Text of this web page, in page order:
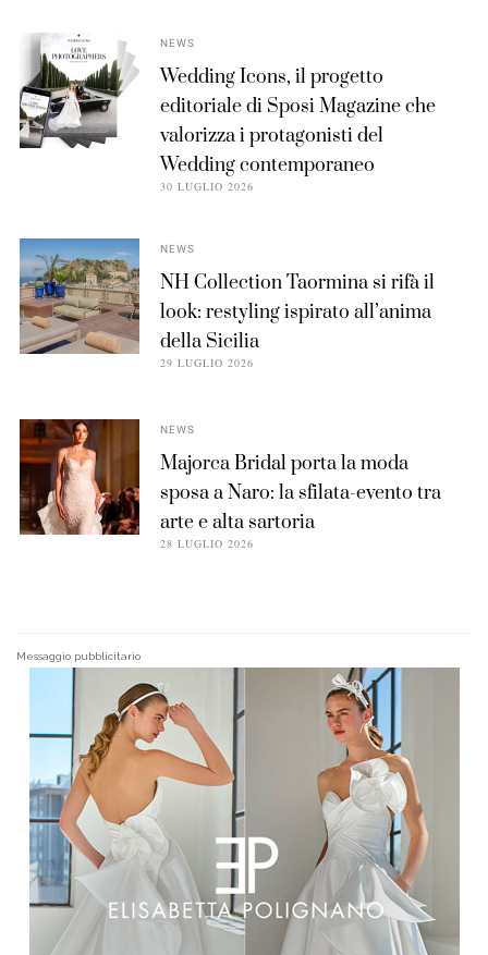
NEWS
Wedding Icons, il progetto
editoriale di Sposi Magazine che
valorizza i protagonisti del
Wedding contemporaneo
30 LUGLIO 2026
NEWS
NH Collection Taormina si rifà il
look: restyling ispirato all’anima
della Sicilia
29 LUGLIO 2026
NEWS
Majorca Bridal porta la moda
sposa a Naro: la sfilata-evento tra
arte e alta sartoria
28 LUGLIO 2026
Messaggio pubblicitario